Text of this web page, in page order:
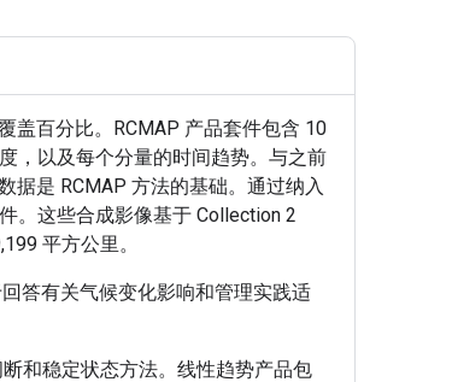
盖百分比。RCMAP 产品套件包含 10
，以及每个分量的时间趋势。与之前
据是 RCMAP 方法的基础。通过纳入
。这些合成影像基于 Collection 2
平方公里。
答有关气候变化影响和管理实践适
和稳定状态方法。线性趋势产品包